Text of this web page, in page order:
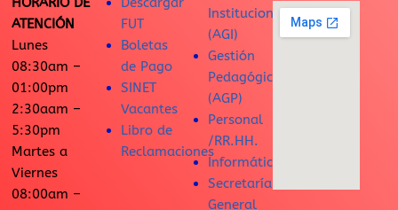
ATENCIÓN
Lunes
08:30am –
01:00pm
2:30aam –
5:30pm
Martes a
Viernes
08:00am –
FUT
Boletas
de Pago
SINET
Vacantes
Libro de
Reclamaciones
Institucional
(AGI)
Gestión
Pedagógica
(AGP)
Personal
/RR.HH.
Informática
Secretaría
General